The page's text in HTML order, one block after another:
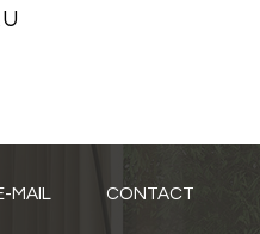
MAIL CONTACT